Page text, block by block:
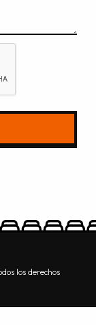
los derechos